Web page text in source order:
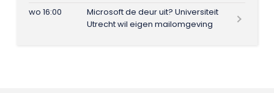
wo 16:00
Microsoft de deur uit? Universiteit
Utrecht wil eigen mailomgeving